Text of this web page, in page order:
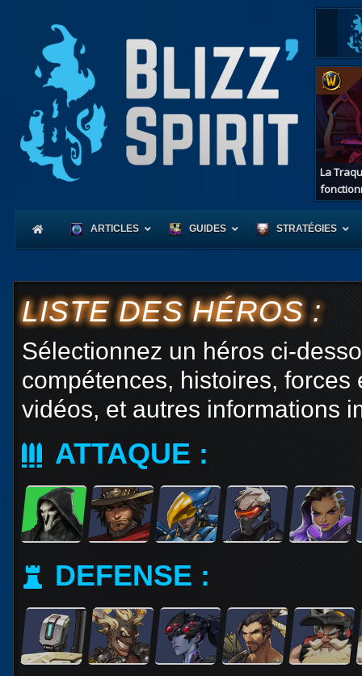
La
ARTICLES GUIDES
Coeur
Races
alliées
Uldum
Val
STRATÉGIES
LISTE DES HÉROS :
Sélectionnez un héros ci-
compétences, histoires,
vidéos, et autres informations
ATTAQUE :
DEFENSE :